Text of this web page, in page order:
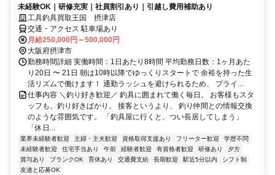
未経験OK｜研修充実｜社員割引あり｜引越し費用補助あり
工具釣具買取王国 摂津店
交通・アクセス 駐車場あり
月給250,000円～500,000円
大阪府摂津市
勤務時間詳細 実働時間：1日あたり8時間 平均勤務日数：1ヶ月あた
り20日 〜 21日 朝は10時以降でゆっくりスタートで 余裕を持った生
活リズムで働けます！ 通勤ラッシュを避けられるため、 プライ...
仕事内容 ＼釣り好き歓迎／ 釣具に囲まれて働く毎日。 お客様もスタ
ッフも、釣り好きばかり。 接客というより、 釣り仲間との情報交換
のような雰囲気です。 「釣具屋に行くと、つい長居してしまう」
「休日...
業界未経験者歓迎 主婦・主夫歓迎 資格取得支援あり フリーター歓迎
学歴不問
未経験者歓迎
住宅手当あり 午前 経験者歓迎 有資格者歓迎 研修あり
夕方
賞与あり
ブランクOK 育休あり 交通費支給 長期歓迎 駅近5分以内
シフト制
友達と応募OK